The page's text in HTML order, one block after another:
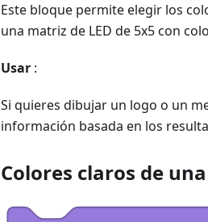
Este bloque permite elegir los
una matriz de LED de 5x5 con
Usar :
Si quieres dibujar un logo o un
información basada en los
Colores claros de